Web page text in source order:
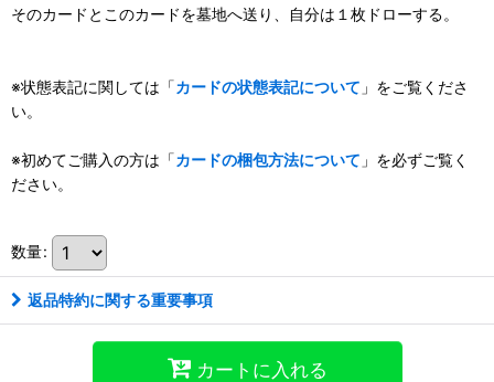
そのカードとこのカードを墓地へ送り、自分は１枚ドローする。
※状態表記に関しては「カードの状態表記について 」をご覧くださ
い。
※初めてご購入の方は「カードの梱包方法について 」を必ずご覧く
ださい。
数量:
返品特約に関する重要事項
カートに入れる